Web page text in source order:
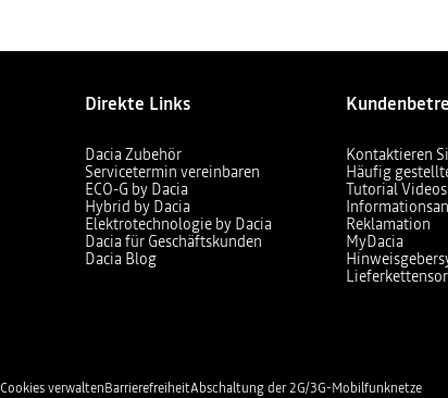
Direkte Links
Dacia Zubehör
Servicetermin vereinbaren
ECO-G by Dacia
Hybrid by Dacia
Elektrotechnologie by Dacia
Dacia für Geschäftskunden
Dacia Blog
Kontaktieren
Häufig
Tutorial Videos
Reklamation
MyDacia
Cookies verwaltenBarrierefreiheitAbschaltung der 2G/3G-Mobilfunknetze